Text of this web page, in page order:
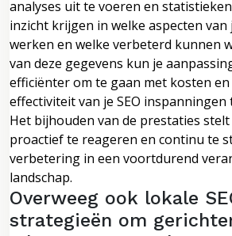
analyses uit te voeren en
inzicht krijgen in welke aspecten
werken en welke verbeterd kunnen
van deze gegevens kun je
efficiënter om te gaan met kosten
effectiviteit van je SEO inspanningen
Het bijhouden van de prestaties
proactief te reageren en continu te
verbetering in een voortdurend
landschap.
Overweeg ook lokale
strategieën om